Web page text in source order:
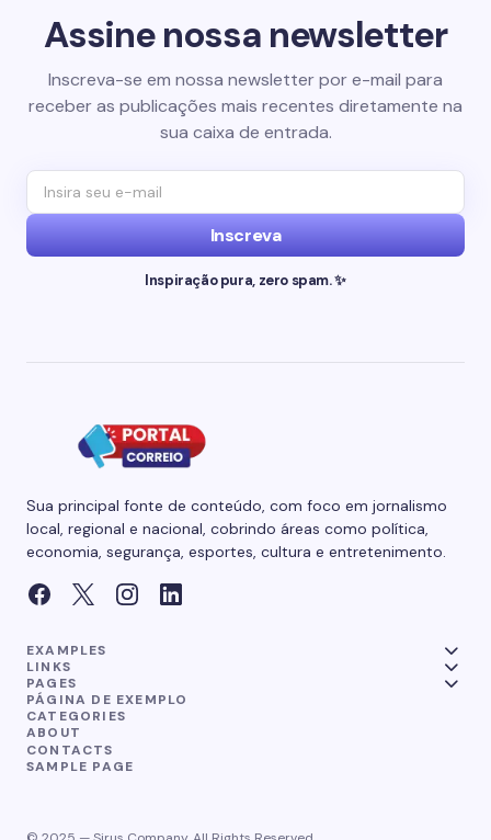
Assine nossa newsletter
Inscreva-se em nossa newsletter por e-mail para
receber as publicações mais recentes diretamente na
sua caixa de entrada.
Inscreva
Inspiração pura, zero spam. ✨
Sua principal fonte de conteúdo, com foco em jornalismo
local, regional e nacional, cobrindo áreas como política,
economia, segurança, esportes, cultura e entretenimento.
EXAMPLES
LINKS
PAGES
PÁGINA DE EXEMPLO
CATEGORIES
ABOUT
CONTACTS
SAMPLE PAGE